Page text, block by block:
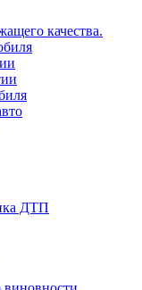
качества.
ДТП